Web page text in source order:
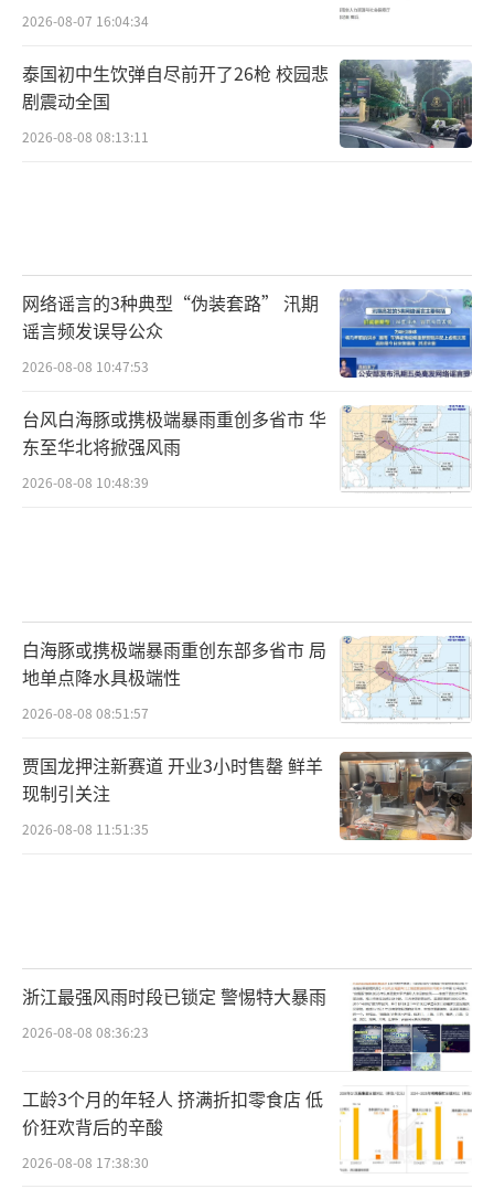
2026-08-07 16:04:34
泰国初中生饮弹自尽前开了26枪 校园悲
剧震动全国
2026-08-08 08:13:11
网络谣言的3种典型“伪装套路” 汛期
谣言频发误导公众
2026-08-08 10:47:53
台风白海豚或携极端暴雨重创多省市 华
东至华北将掀强风雨
2026-08-08 10:48:39
白海豚或携极端暴雨重创东部多省市 局
地单点降水具极端性
2026-08-08 08:51:57
贾国龙押注新赛道 开业3小时售罄 鲜羊
现制引关注
2026-08-08 11:51:35
浙江最强风雨时段已锁定 警惕特大暴雨
2026-08-08 08:36:23
工龄3个月的年轻人 挤满折扣零食店 低
价狂欢背后的辛酸
2026-08-08 17:38:30